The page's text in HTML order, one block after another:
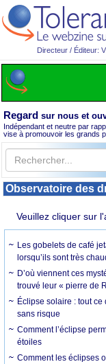
Directeur / Éditeur:
Regard sur nous et
Indépendant et neutre par
vise à promouvoir les grands
Observatoire des
Veuillez cliquer sur
Les gobelets de café
lorsqu’ils sont très
D’où viennent ces
trouvé leur « pierre de
Éclipse solaire : tout ce
sans risque
Comment l’éclipse
étoiles
Comment les éclipses